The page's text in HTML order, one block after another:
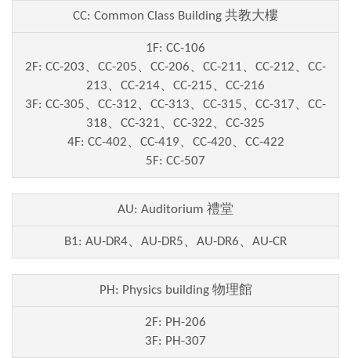
CC: Common Class Building 共教大樓
1F: CC-106
2F: CC-203、CC-205、CC-206、CC-211、CC-212、CC-
213、CC-214、CC-215、CC-216
3F: CC-305、CC-312、CC-313、CC-315、CC-317、CC-
318、CC-321、CC-322、CC-325
4F: CC-402、CC-419、CC-420、CC-422
5F: CC-507
AU: Auditorium 禮堂
B1: AU-DR4、AU-DR5、AU-DR6、AU-CR
PH: Physics building 物理館
2F: PH-206
3F: PH-307